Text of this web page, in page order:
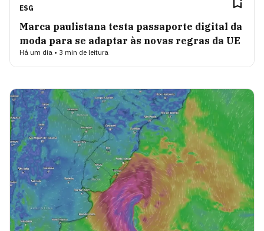
ESG
Marca paulistana testa passaporte digital da
moda para se adaptar às novas regras da UE
Há um dia • 3 min de leitura